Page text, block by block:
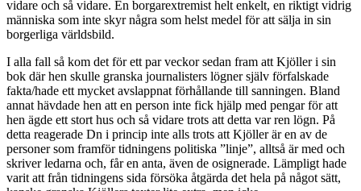
vidare och så vidare. En borgarextremist helt enkelt, en riktigt vidrig
människa som inte skyr några som helst medel för att sälja in sin
borgerliga världsbild.
I alla fall så kom det för ett par veckor sedan fram att Kjöller i sin
bok där hen skulle granska journalisters lögner själv förfalskade
fakta/hade ett mycket avslappnat förhållande till sanningen. Bland
annat hävdade hen att en person inte fick hjälp med pengar för att
hen ägde ett stort hus och så vidare trots att detta var ren lögn. På
detta reagerade Dn i princip inte alls trots att Kjöller är en av de
personer som framför tidningens politiska ”linje”, alltså är med och
skriver ledarna och, får en anta, även de osignerade. Lämpligt hade
varit att från tidningens sida försöka åtgärda det hela på något sätt,